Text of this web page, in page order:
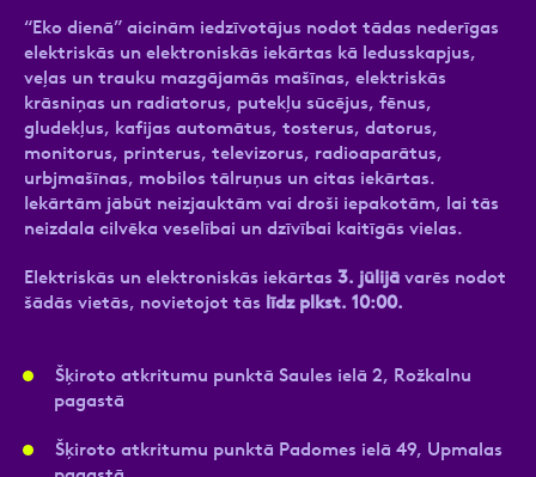
“Eko dienā” aicinām iedzīvotājus nodot tādas nederīgas
elektriskās un elektroniskās iekārtas kā ledusskapjus,
veļas un trauku mazgājamās mašīnas, elektriskās
krāsniņas un radiatorus, putekļu sūcējus, fēnus,
gludekļus, kafijas automātus, tosterus, datorus,
monitorus, printerus, televizorus, radioaparātus,
urbjmašīnas, mobilos tālruņus un citas iekārtas.
Iekārtām jābūt neizjauktām vai droši iepakotām, lai tās
neizdala cilvēka veselībai un dzīvībai kaitīgās vielas.
Elektriskās un elektroniskās iekārtas 3. jūlijā varēs nodot
šādās vietās, novietojot tās līdz plkst. 10:00.
Šķiroto atkritumu punktā Saules ielā 2, Rožkalnu
pagastā
Šķiroto atkritumu punktā Padomes ielā 49, Upmalas